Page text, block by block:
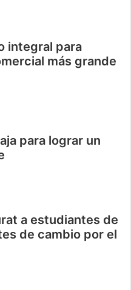
integral para
más grande
para lograr un
a estudiantes de
de cambio por el